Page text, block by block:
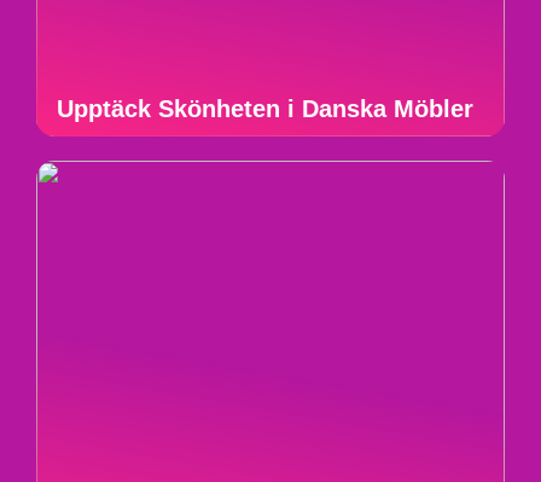
Upptäck Skönheten i Danska Möbler